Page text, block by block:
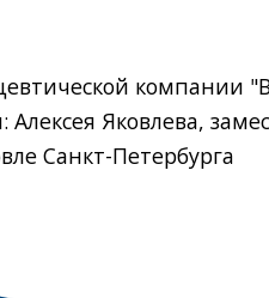
компании
Яковлева,
Санкт-Петербурга